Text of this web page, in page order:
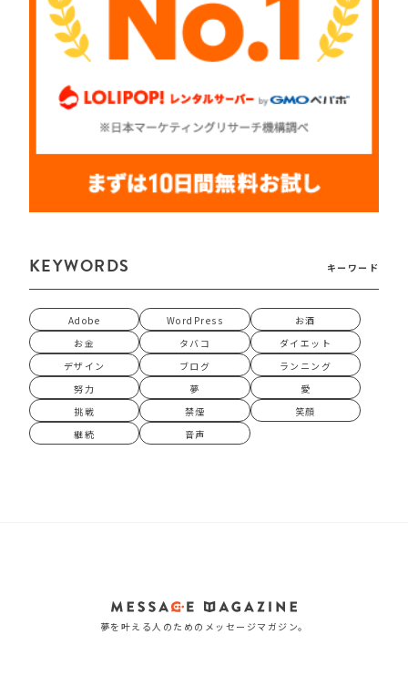
KEYWORDS キーワード
Adobe WordPress
お酒
お金
タバコ
ダイエット
デザイン
ブログ
ランニング
努力
夢
愛
挑戦
禁煙
笑顔
継続
音声
夢を叶える人のためのメッセージマガジン。